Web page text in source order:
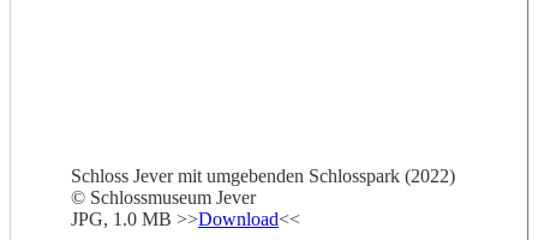
Schloss Jever mit umgebenden Schlosspark (2022)
© Schlossmuseum Jever
JPG, 1.0 MB >>Download<<